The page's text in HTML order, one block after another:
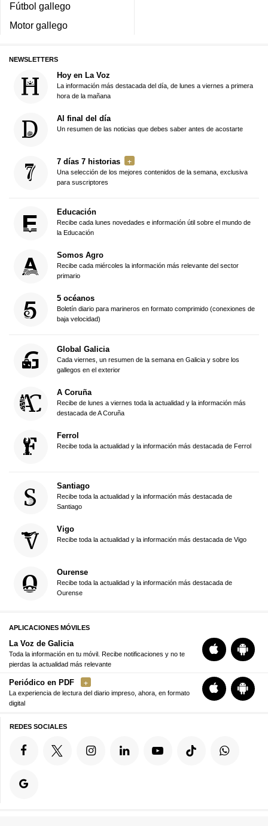
Fútbol gallego
Motor gallego
NEWSLETTERS
Hoy en La Voz
La información más destacada del día, de lunes a viernes a primera
hora de la mañana
Al final del día
Un resumen de las noticias que debes saber antes de acostarte
7 días 7 historias
Una selección de los mejores contenidos de la semana, exclusiva
para suscriptores
Educación
Recibe cada lunes novedades e información útil sobre el mundo de
la Educación
Somos Agro
Recibe cada miércoles la información más relevante del sector
primario
5 océanos
Boletín diario para marineros en formato comprimido (conexiones de
baja velocidad)
Global Galicia
Cada viernes, un resumen de la semana en Galicia y sobre los
gallegos en el exterior
A Coruña
Recibe de lunes a viernes toda la actualidad y la información más
destacada de A Coruña
Ferrol
Recibe toda la actualidad y la información más destacada de Ferrol
Santiago
Recibe toda la actualidad y la información más destacada de
Santiago
Vigo
Recibe toda la actualidad y la información más destacada de Vigo
Ourense
Recibe toda la actualidad y la información más destacada de
Ourense
APLICACIONES MÓVILES
La Voz de Galicia
Toda la información en tu móvil. Recibe notificaciones y no te
pierdas la actualidad más relevante
Periódico en PDF
La experiencia de lectura del diario impreso, ahora, en formato
digital
REDES SOCIALES